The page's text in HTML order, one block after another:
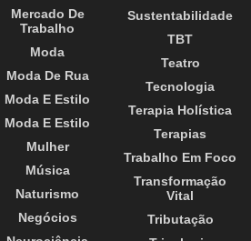
Mercado De
Trabalho
Moda
Moda De Rua
Moda E Estilo
Moda E Estilo
Mulher
Música
Naturismo
Negócios
Sustentabilidade
TBT
Teatro
Tecnologia
Terapia Holística
Terapias
Trabalho Em Foco
Transformação
Vital
Tributação